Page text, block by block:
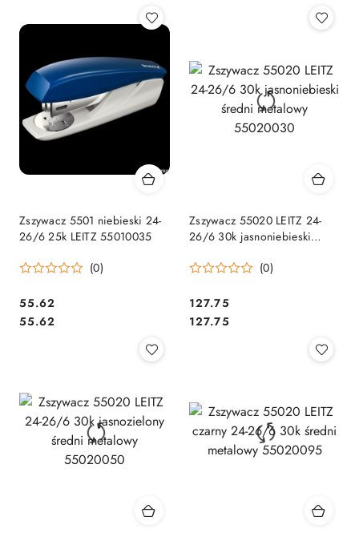
Zszywacz 5501 niebieski 24-
26/6 25k LEITZ 55010035
(0)
Cena:
55.62
Cena:
55.62
Zszywacz 55020 LEITZ 24-
26/6 30k jasnoniebieski
(0)
Cena:
127.75
Cena:
127.75